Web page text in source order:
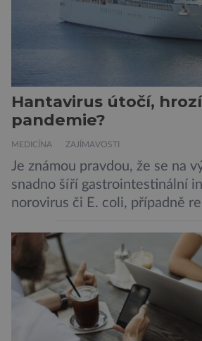
Hantavirus útočí,
pandemie?
MEDICÍNA ZAJÍMAVOSTI
Je známou pravdou, že se na
snadno šíří gastrointestinální
norovirus či E. coli, případně
Ovšem slyšet o prvním ohnisku
výletní lodi bylo znepokojivé i
Zdá se, že nebezpečí bylo
Máme se bát nové